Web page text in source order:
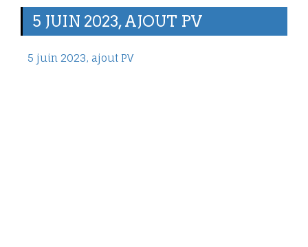
5 JUIN 2023, AJOUT PV
5 juin 2023, ajout PV